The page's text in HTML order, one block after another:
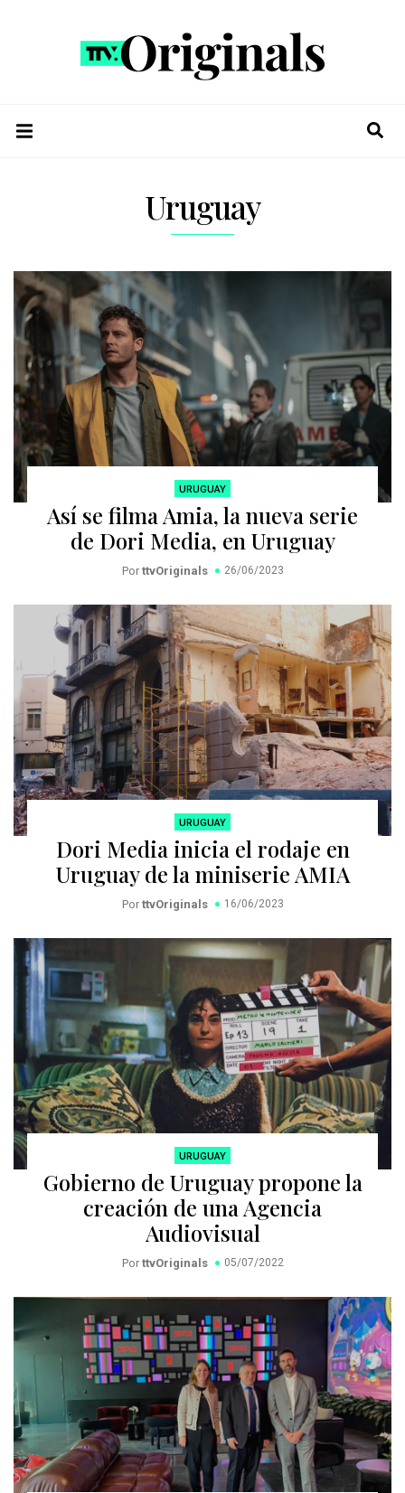
Uruguay
URUGUAY
Así se filma Amia, la nueva serie
de Dori Media, en Uruguay
Por ttvOriginals 26/06/2023
URUGUAY
Dori Media inicia el rodaje en
Uruguay de la miniserie AMIA
Por ttvOriginals 16/06/2023
URUGUAY
Gobierno de Uruguay propone la
creación de una Agencia
Audiovisual
Por ttvOriginals 05/07/2022